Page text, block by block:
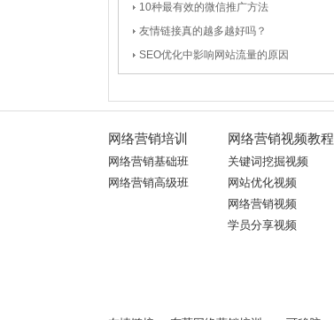
10种最有效的微信推广方法
友情链接真的越多越好吗？
SEO优化中影响网站流量的原因
网络营销培训
网络营销基础班
网络营销高级班
网络营销视频教程
关键词挖掘视频
网站优化视频
网络营销视频
学员分享视频